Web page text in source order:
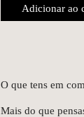
Adicionar ao
O que tens em
Mais do que